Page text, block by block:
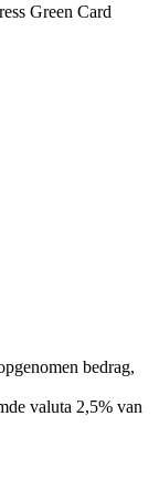
Green Card
bedrag,
valuta 2,5% van